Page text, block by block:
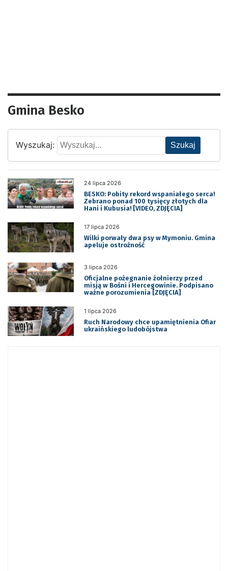
Gmina Besko
Wyszukaj: Szukaj
24 lipca 2026
BESKO: Pobity rekord wspaniałego serca!
Zebrano ponad 100 tysięcy złotych dla
Hani i Kubusia! [VIDEO, ZDJĘCIA]
17 lipca 2026
Wilki porwały dwa psy w Mymoniu. Gmina
apeluje ostrożność
3 lipca 2026
Oficjalne pożegnanie żołnierzy przed
misją w Bośni i Hercegowinie. Podpisano
ważne porozumienia [ZDJĘCIA]
1 lipca 2026
Ruch Narodowy chce upamiętnienia Ofiar
ukraińskiego ludobójstwa